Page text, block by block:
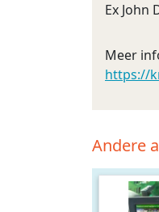
Ex John
Meer
https://
Andere